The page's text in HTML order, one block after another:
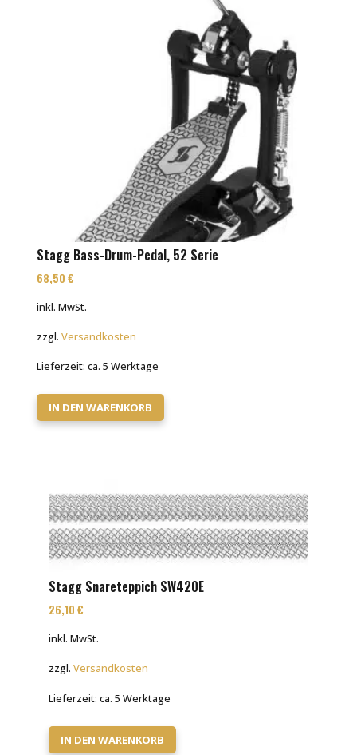
Stagg Bass-Drum-Pedal, 52 Serie
68,50€
inkl. MwSt.
zzgl.Versandkosten
Lieferzeit:ca. 5 Werktage
IN DEN WARENKORB
Stagg Snareteppich SW420E
26,10 €
inkl. MwSt.
zzgl. Versandkosten
Lieferzeit: ca. 5 Werktage
IN DEN WARENKORB